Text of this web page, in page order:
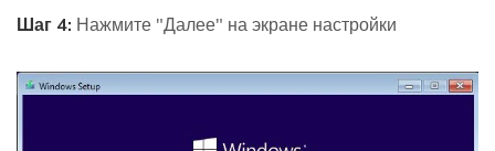
Шаг 4: Нажмите "Далее" на экране настройки